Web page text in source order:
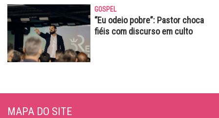
GOSPEL
“Eu odeio pobre”: Pastor choca
fiéis com discurso em culto
MAPA DO SITE